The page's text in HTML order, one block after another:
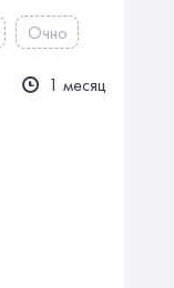
Очно
1 месяц